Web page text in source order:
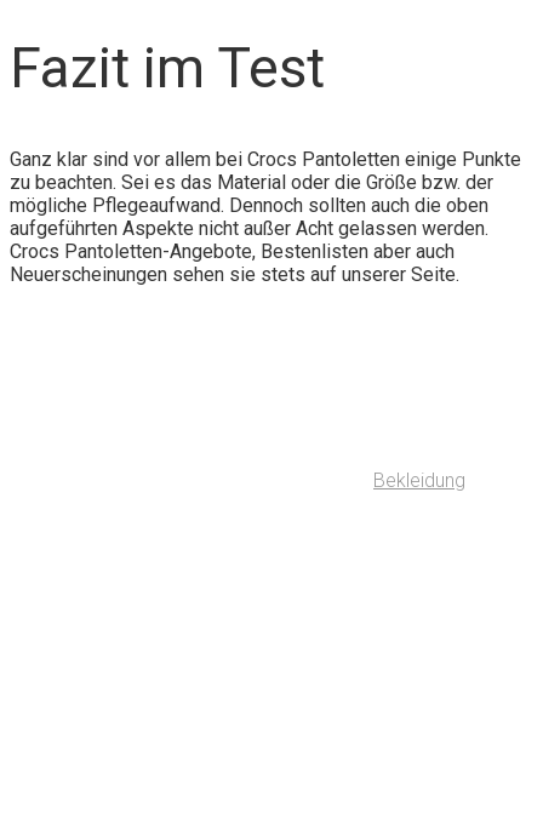
Fazit im Test
Ganz klar sind vor allem bei Crocs Pantoletten einige Punkte
zu beachten. Sei es das Material oder die Größe bzw. der
mögliche Pflegeaufwand. Dennoch sollten auch die oben
aufgeführten Aspekte nicht außer Acht gelassen werden.
Crocs Pantoletten-Angebote, Bestenlisten aber auch
Neuerscheinungen sehen sie stets auf unserer Seite.
Bekleidung